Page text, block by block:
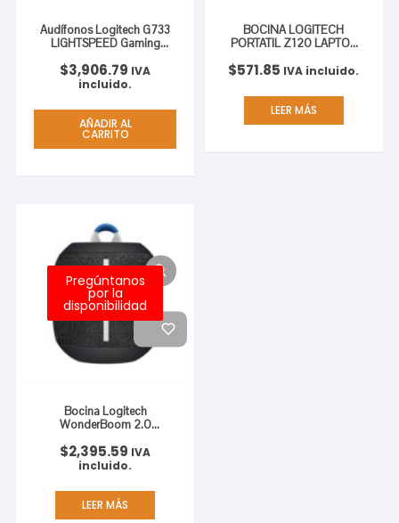
Audífonos Logitech G733
LIGHTSPEED Gaming
Lila
$3,906.79 IVA
incluido.
AÑADIR AL
CARRITO
BOCINA LOGITECH
PORTATIL Z120 LAPTOP
$571.85 IVA incluido.
LEER MÁS
Pregúntanos
por la
disponibilidad
Bocina Logitech
WonderBoom 2.0
Agua Color Negro
$2,395.59 IVA
incluido.
LEER MÁS